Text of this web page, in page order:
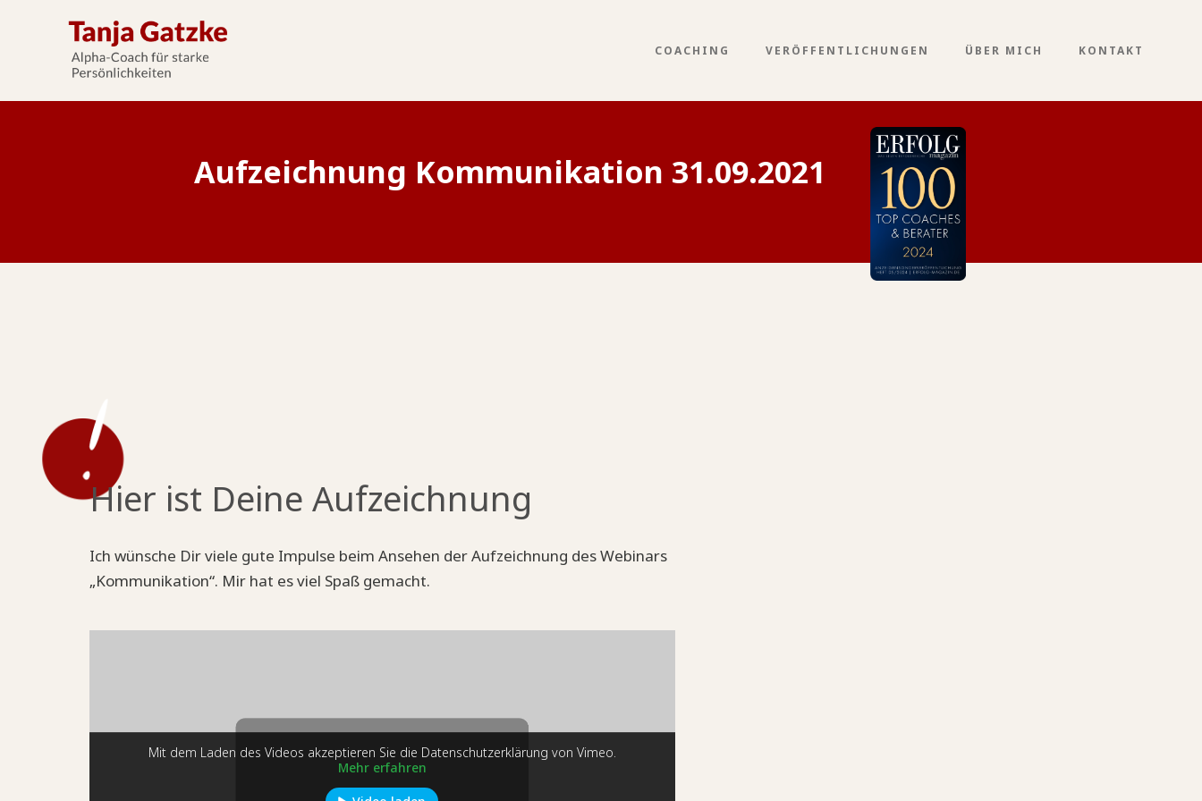
COACHING VERÖFFENTLICHUNGEN ÜBER MICH KONTAKT
Aufzeichnung Kommunikation 31.09.2021
Hier ist Deine Aufzeichnung
Ich wünsche Dir viele gute Impulse beim Ansehen der Aufzeichnung des Webinars
„Kommunikation“. Mir hat es viel Spaß gemacht.
Mit dem Laden des Videos akzeptieren Sie die Datenschutzerklärung von Vimeo.
Mehr erfahren